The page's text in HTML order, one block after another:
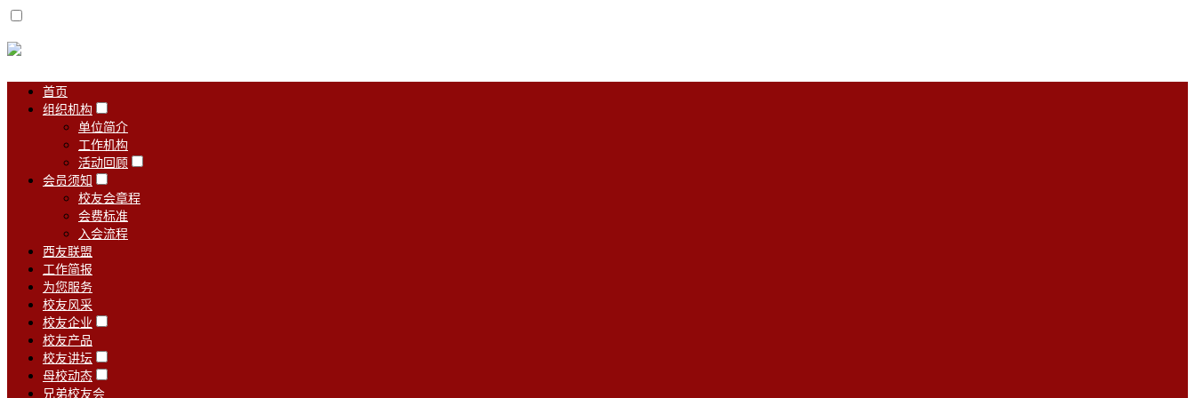
首页
组织机构
单位简介
工作机构
活动回顾
会员须知
校友会章程
会费标准
入会流程
西友联盟
工作简报
为您服务
校友风采
校友企业
校友产品
校友讲坛
母校动态
兄弟校友会